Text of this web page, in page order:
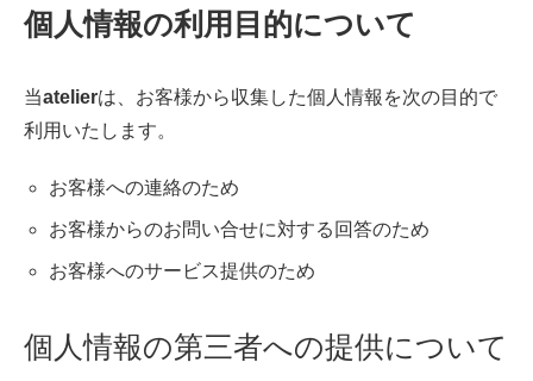
個人情報の利用目的について
当atelierは、お客様から収集した個人情報を次の目的で
利用いたします。
お客様への連絡のため
お客様からのお問い合せに対する回答のため
お客様へのサービス提供のため
個人情報の第三者への提供について